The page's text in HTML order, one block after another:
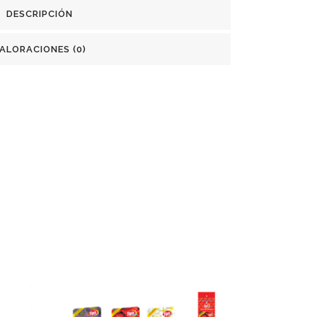
DESCRIPCIÓN
(0)